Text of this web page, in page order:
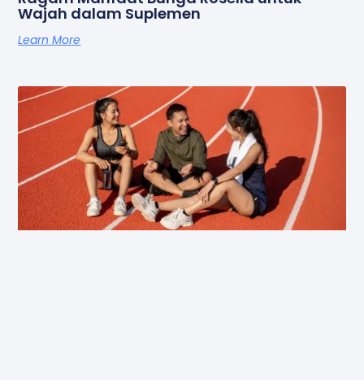
Wajah dalam Suplemen
Learn More